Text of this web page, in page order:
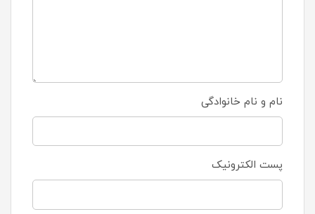
نام و نام خانوادگی
پست الکترونیک